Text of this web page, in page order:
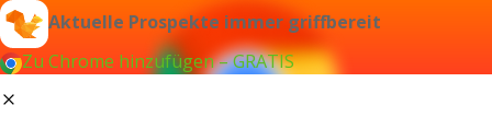
Aktuelle Prospekte immer griffbereit
Zu Chrome hinzufügen – GRATIS